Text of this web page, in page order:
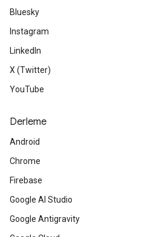
Bluesky
Instagram
LinkedIn
X (Twitter)
YouTube
Derleme
Android
Chrome
Firebase
Google AI Studio
Google Antigravity